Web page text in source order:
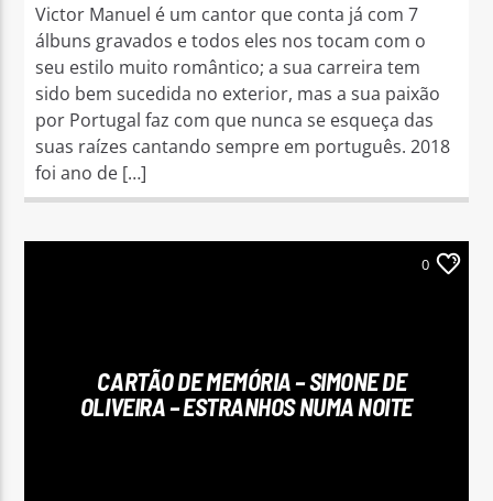
Victor Manuel é um cantor que conta já com 7
álbuns gravados e todos eles nos tocam com o
seu estilo muito romântico; a sua carreira tem
sido bem sucedida no exterior, mas a sua paixão
por Portugal faz com que nunca se esqueça das
suas raízes cantando sempre em português. 2018
foi ano de […]
0
CARTÃO DE MEMÓRIA – SIMONE DE
OLIVEIRA – ESTRANHOS NUMA NOITE